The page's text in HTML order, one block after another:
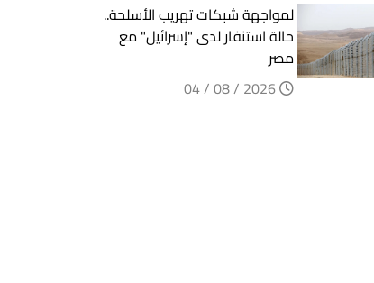
لمواجهة شبكات تهريب الأسلحة..
حالة استنفار لدى "إسرائيل" مع
مصر